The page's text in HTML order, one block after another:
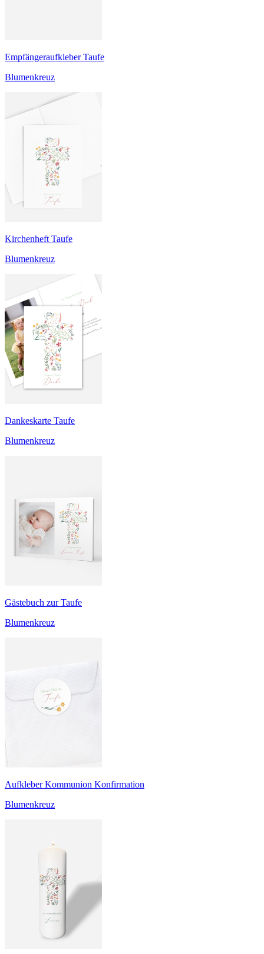
Empfängeraufkleber Taufe
Blumenkreuz
Kirchenheft Taufe
Blumenkreuz
Dankeskarte Taufe
Blumenkreuz
Gästebuch zur Taufe
Blumenkreuz
Aufkleber Kommunion Konfirmation
Blumenkreuz